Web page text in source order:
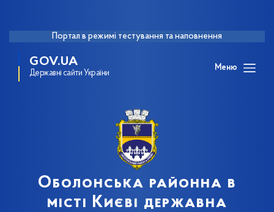
Портал в режимі тестування та наповнення
GOV.UA
Державні сайти України
Меню
Оболонська районна в
місті Києві державна